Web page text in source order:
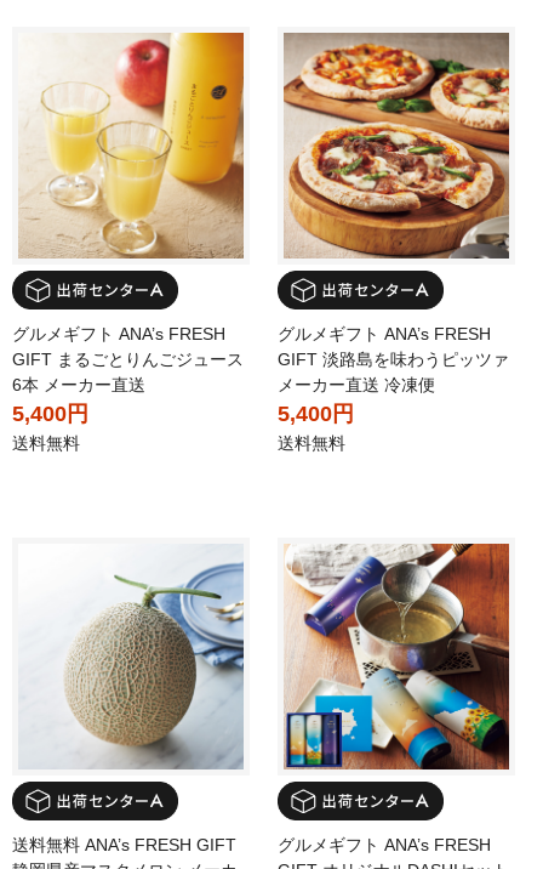
グルメギフト ANA’s FRESH
GIFT まるごとりんごジュース
6本 メーカー直送
5,400円
送料無料
グルメギフト ANA’s FRESH
GIFT 淡路島を味わうピッツァ
メーカー直送 冷凍便
5,400円
送料無料
送料無料 ANA’s FRESH GIFT
グルメギフト ANA’s FRESH